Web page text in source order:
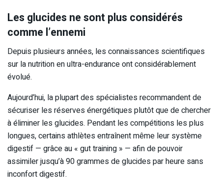
Les glucides ne sont plus considérés
comme l’ennemi
Depuis plusieurs années, les connaissances scientifiques
sur la nutrition en ultra-endurance ont considérablement
évolué.
Aujourd’hui, la plupart des spécialistes recommandent de
sécuriser les réserves énergétiques plutôt que de chercher
à éliminer les glucides. Pendant les compétitions les plus
longues, certains athlètes entraînent même leur système
digestif — grâce au « gut training » — afin de pouvoir
assimiler jusqu’à 90 grammes de glucides par heure sans
inconfort digestif.